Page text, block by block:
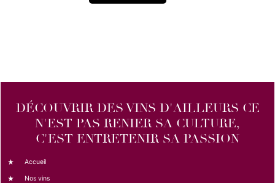
DÉCOUVRIR DES VINS D'AILLEURS CE
N'EST PAS RENIER SA CULTURE,
C'EST ENTRETENIR SA PASSION
Accueil
Nos vins